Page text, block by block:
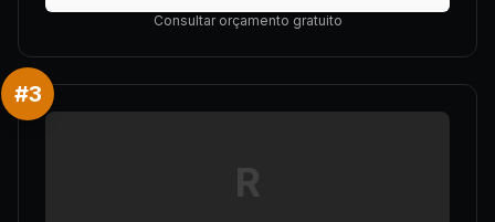
Consultar orçamento gratuito
#3
R